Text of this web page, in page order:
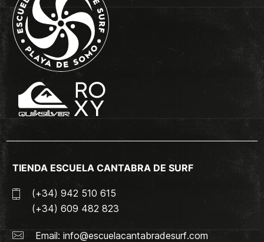
TIENDA ESCUELA CANTABRA DE SURF
(+34) 942 510 615
(+34) 609 482 823
Email: info@escuelacantabradesurf.com